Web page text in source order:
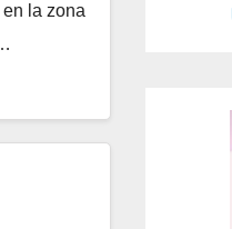
la zona